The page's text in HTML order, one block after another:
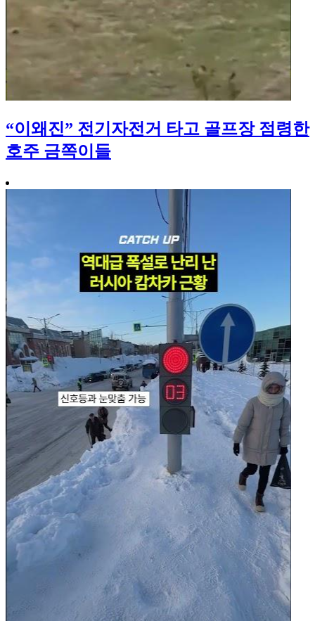
“이왜진” 전기자전거 타고 골프장 점령한
호주 금쪽이들